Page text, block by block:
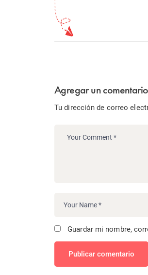
Agregar un comentario
Tu dirección de correo
Guardar mi nombre,
Publicar comentario